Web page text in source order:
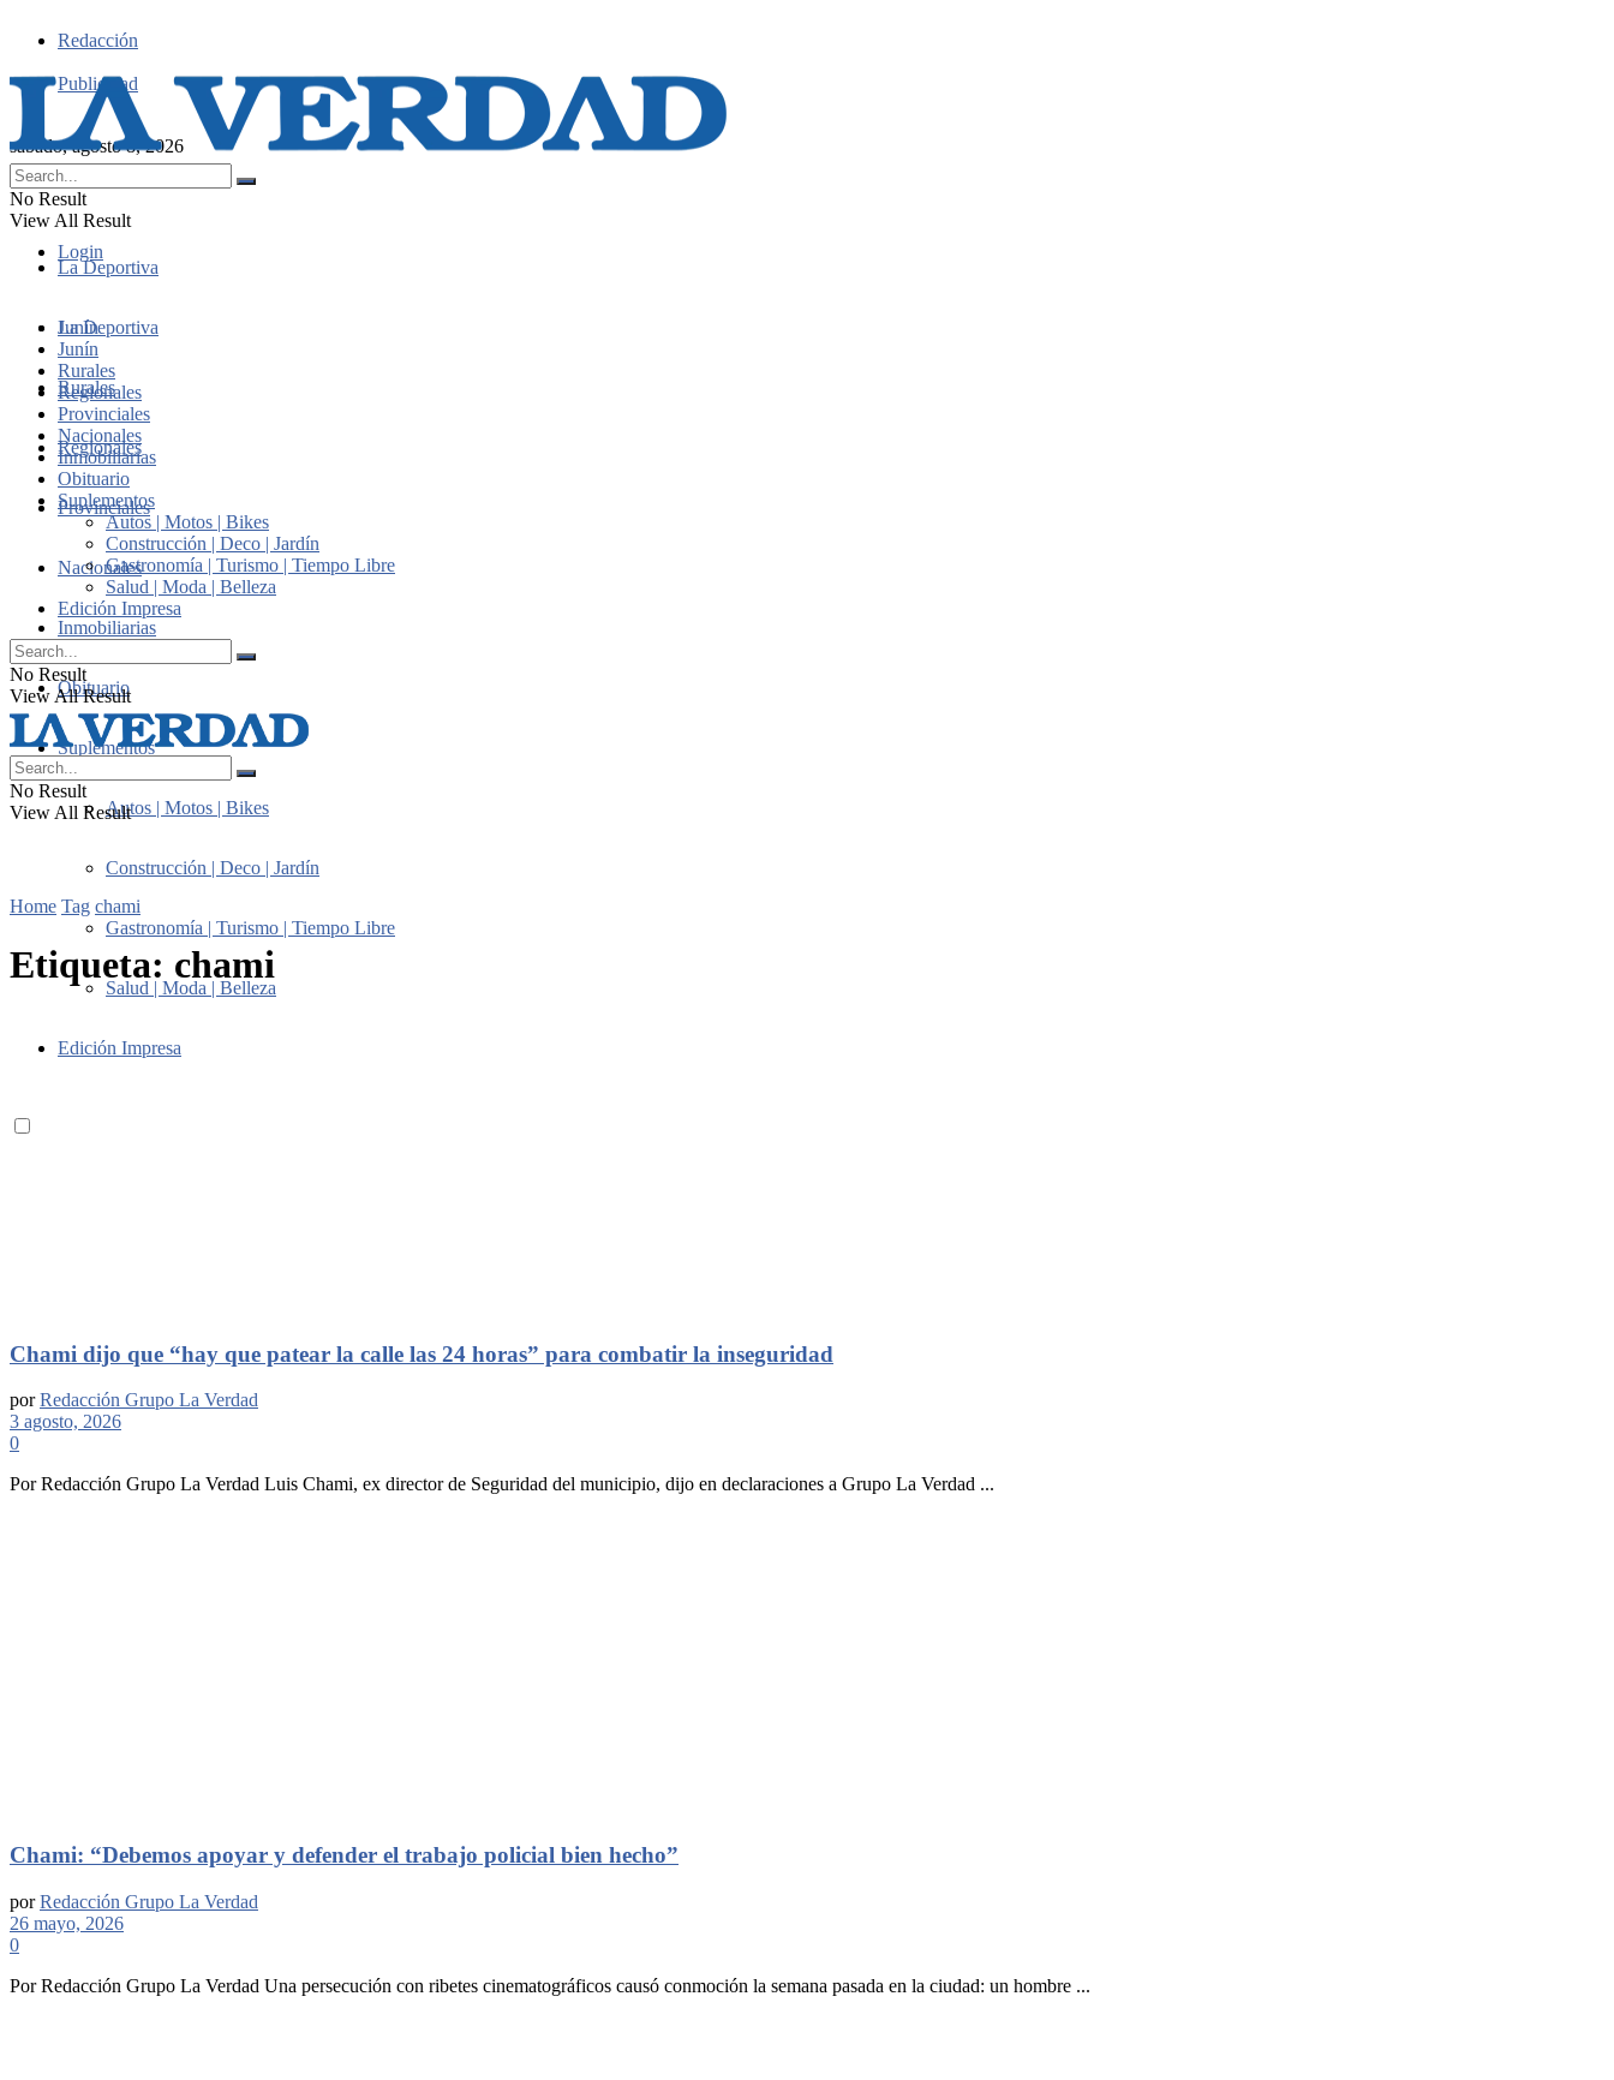
Redacción
Publicidad
sábado, agosto 8, 2026
Login
No Result
View All Result
La Deportiva
Junín
Rurales
Regionales
Provinciales
Nacionales
Inmobiliarias
Obituario
Suplementos
Autos | Motos | Bikes
Construcción | Deco | Jardín
Gastronomía | Turismo | Tiempo Libre
Salud | Moda | Belleza
Edición Impresa
La Deportiva
Junín
Rurales
Regionales
Provinciales
Nacionales
Inmobiliarias
Obituario
Suplementos
Autos | Motos | Bikes
Construcción | Deco | Jardín
Gastronomía | Turismo | Tiempo Libre
Salud | Moda | Belleza
Edición Impresa
No Result
View All Result
No Result
View All Result
Home Tag chami
Etiqueta: chami
Chami dijo que “hay que patear la calle las 24 horas” para combatir la inseguridad
por Redacción Grupo La Verdad
3 agosto, 2026
0
Por Redacción Grupo La Verdad Luis Chami, ex director de Seguridad del municipio, dijo en declaraciones a Grupo La Verdad ...
Chami: “Debemos apoyar y defender el trabajo policial bien hecho”
por Redacción Grupo La Verdad
26 mayo, 2026
0
Por Redacción Grupo La Verdad Una persecución con ribetes cinematográficos causó conmoción la semana pasada en la ciudad: un hombre ...